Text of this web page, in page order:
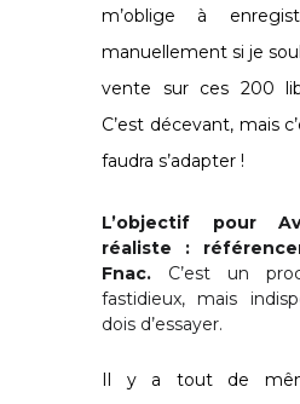
m’oblige à
manuellement si je
vente sur ces 200
C’est décevant, mais
faudra s’adapter !
L’objectif pour
réaliste :
Fnac. C’est un
fastidieux, mais
dois d’essayer.
Il y a tout de